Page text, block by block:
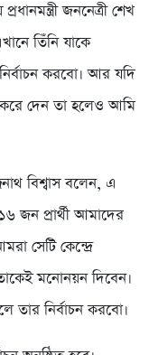
জননেত্রী শেখ
তিঁনি যাকে
করবো। আর যদি
করে দেন তা হলেও আমি
বিশ্বাস বলেন, এ
জন প্রার্থী আমাদের
সেটি কেন্দ্রে
মনোনয়ন দিবেন।
নির্বাচন করবো।